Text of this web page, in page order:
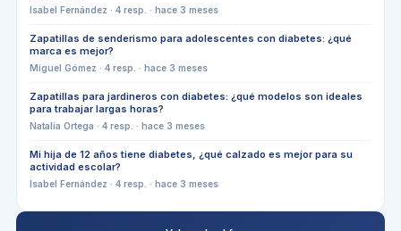
Isabel Fernández · 4resp. · hace 3 meses
Zapatillas de senderismo para adolescentes con diabetes: ¿qué
marca es mejor?
Miguel Gómez · 4resp. · hace 3 meses
Zapatillas para jardineros con diabetes: ¿qué modelos son ideales
para trabajar largas horas?
Natalia Ortega · 4resp. · hace 3 meses
Mi hija de 12 años tiene diabetes, ¿qué calzado es mejor para su
actividad escolar?
Isabel Fernández · 4resp. · hace 3 meses